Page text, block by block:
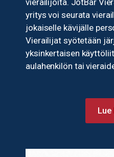
yritys voi seurata
jokaiselle kävijälle
Vierailijat syötetään
yksinkertaisen
aulahenkilön tai
Lue